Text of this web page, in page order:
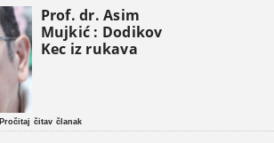
Prof. dr. Asim
Mujkić : Dodikov
Kec iz rukava
Pročitaj čitav članak